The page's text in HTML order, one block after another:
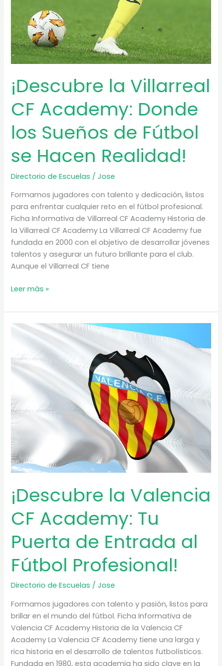
¡Descubre la Villarreal
CF Academy: Donde
los Sueños de Fútbol
se Hacen Realidad!
Directorio de Escuelas /Jose
Formamos jugadores con talento y dedicación, listos
para enfrentar cualquier reto en el fútbol profesional.
Ficha Informativa de Villarreal CF Academy Historia de
la Villarreal CF Academy La Villarreal CF Academy fue
fundada en 2000 con el objetivo de desarrollar jóvenes
talentos y asegurar un futuro brillante para el club.
Aunque el Villarreal CF tiene
¡Descubre
Villarreal
CF
Academy:
los
Sueños
se
Leer más »
¡Descubre la Valencia
CF Academy: Tu
Puerta de Entrada al
Fútbol Profesional!
Directorio de Escuelas /Jose
Formamos jugadores con talento y pasión, listos para
brillar en el mundo del fútbol. Ficha Informativa de
Valencia CF Academy Historia de la Valencia CF
Academy La Valencia CF Academy tiene una larga y
rica historia en el desarrollo de talentos futbolísticos.
Fundada en 1980, esta academia ha sido clave en la